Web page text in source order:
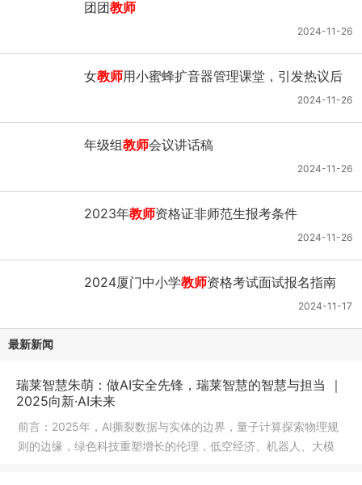
团团教师
2024-11-26
女教师用小蜜蜂扩音器管理课堂，引发热议后
2024-11-26
年级组教师会议讲话稿
2024-11-26
2023年教师资格证非师范生报考条件
2024-11-26
2024厦门中小学教师资格考试面试报名指南
2024-11-17
最新新闻
瑞莱智慧朱萌：做AI安全先锋，瑞莱智慧的智慧与担当 ｜
2025向新·AI未来
前言：2025年，AI撕裂数据与实体的边界，量子计算探索物理规
则的边缘，绿色科技重塑增长的伦理，低空经济、机器人、大模